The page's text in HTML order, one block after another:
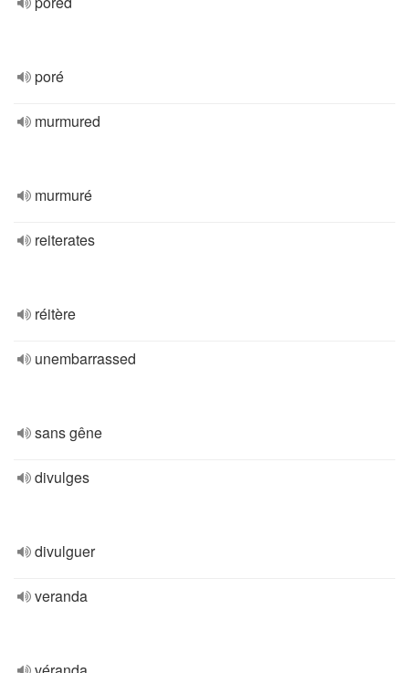
poré
murmured
murmuré
reiterates
réitère
unembarrassed
sans gêne
divulges
divulguer
veranda